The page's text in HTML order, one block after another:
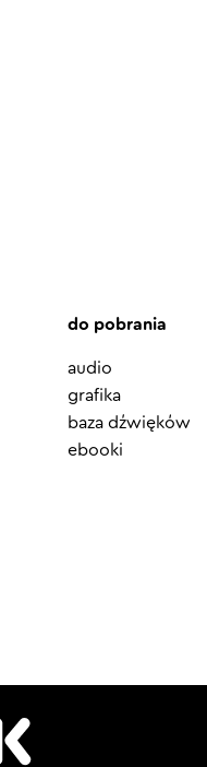
do pobrania
audio
grafika
baza dźwięków
ebooki